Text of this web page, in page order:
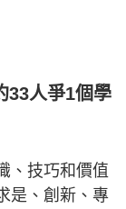
33人爭1個學
、技巧和價值
是、創新、專